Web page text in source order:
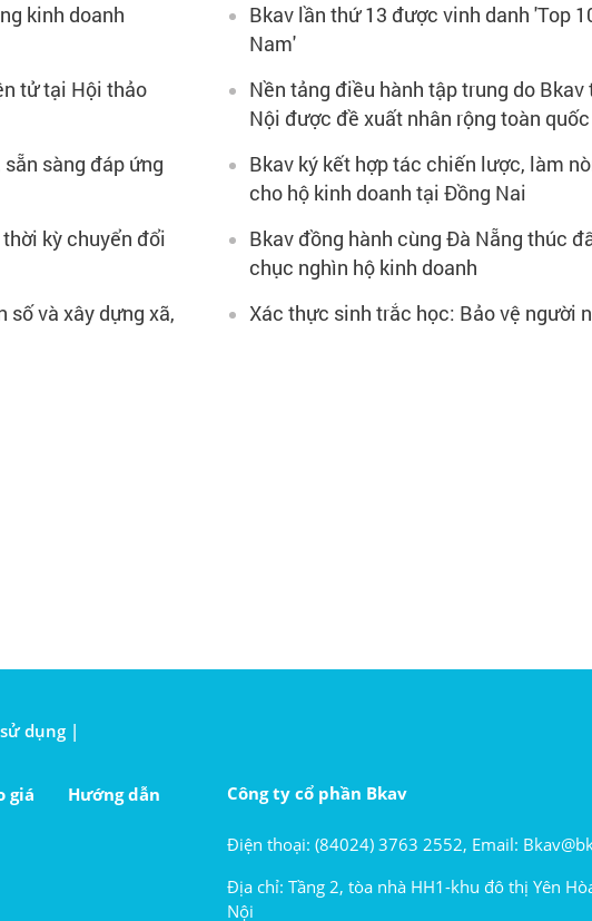
kinh doanh
Bkav lần thứ 13 được vinh danh 'Top
Nam'
tử tại Hội thảo
Nền tảng điều hành tập trung do
Nội được đề xuất nhân rộng toàn quốc
sàng đáp ứng
Bkav ký kết hợp tác chiến lược, làm
cho hộ kinh doanh tại Đồng Nai
kỳ chuyển đổi
Bkav đồng hành cùng Đà Nẵng thúc
chục nghìn hộ kinh doanh
số và xây dựng xã,
Xác thực sinh trắc học: Bảo vệ người
dụng |
giá Hướng dẫn Công ty cổ phần Bkav
Điện thoại: (84024) 3763 2552, Email:
Địa chỉ: Tầng 2, tòa nhà HH1-khu đô thị Yên
Nội